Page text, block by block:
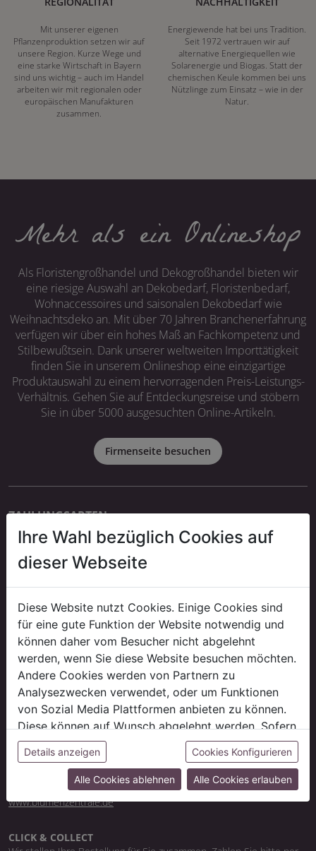
Mit unserer eigenen
Pflanzenproduktion setzen wir auf
unsere Region. Kurze Wege und
eine starke Wirtschaft in Bayern
sind uns wichtig – auch im Handel
arbeiten wir mit regionalen oder
europäischen Manufakturen
zusammen.
Energiewende hat bei uns Tradition.
Seit 1972 vertrauen wir auf
alternative Energiequellen wie
Solarenergie und Biogas. Statt der
chemischen Keule kommen bei uns
Nützlinge zum Einsatz – wie in der
Natur.
Mehr als ein Onlineshop
Als Floristengroßhandel und Dekogroßhandel bieten wir
eine riesige Auswahl an Dekobedarf, Floristenbedarf,
Wohnaccessoires und saisonalen Dekobedarf wie
Weihnachtsdeko an. Mit über 70 Jahren Branchenerfahrung
verfügen wir über ein hohes Maß an Fachkompetenz und
Stilbewußtsein. Dank unserer weltweiten Importtätigkeit
finden Sie in unserem Onlineshop eine einzigartige
Produktauswahl zu einem hervorragenden Preis-Leistungs-
Verhältnis. Gehen Sie auf Entdeckungsreise und stöbern
Sie in über 5000 ausgesuchten Online-Artikeln.
Firmenseite besuchen
ZAHLUNGSARTEN
Bankeinzug
LIEFERUNG
*Gratis Lieferung!
Versandkostenfrei innerhalb Deutschlands ab 500 € Auftragswert
(ausgenommen evtl. anfallende Speditions-/ Sperrgutkosten).
Liefer- und Versandkosten
CASH & CARRY
Besuchen Sie unsere Abholmärkte Neben unseren Onlineangebot
finden Sie dort auch ein riesiges Sortiment an tagesaktueller Ware
und Schnittblumen.
www.blumenzentrale.de
CLICK & COLLECT
Ihre Wahl bezüglich Cookies auf
dieser Webseite
Diese Website nutzt Cookies. Einige Cookies sind
für eine gute Funktion der Website notwendig und
können daher vom Besucher nicht abgelehnt
werden, wenn Sie diese Website besuchen möchten.
Andere Cookies werden von Partnern zu
Analysezwecken verwendet, oder um Funktionen
von Sozial Media Plattformen anbieten zu können.
Diese können auf Wunsch abgelehnt werden. Sofern
sie unsere Webseite weiter nutzen, geben Sie
Einwilligung zu unseren Cookies.
Details anzeigen Cookies Konfigurieren
Alle Cookies ablehnen Alle Cookies erlauben